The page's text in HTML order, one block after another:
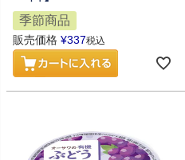
季節商品
販売価格 ¥337税込